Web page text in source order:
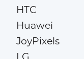
HTC
Huawei
JoyPixels